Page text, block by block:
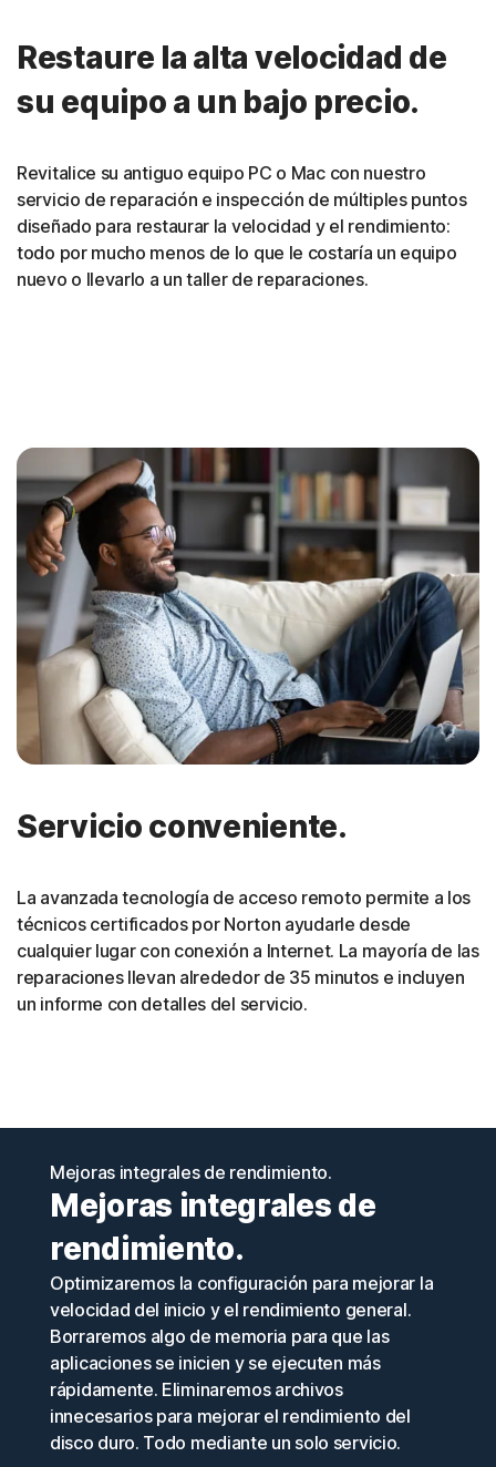
Restaure la alta velocidad de
su equipo a un bajo precio.
Revitalice su antiguo equipo PC o Mac con nuestro
servicio de reparación e inspección de múltiples puntos
diseñado para restaurar la velocidad y el rendimiento:
todo por mucho menos de lo que le costaría un equipo
nuevo o llevarlo a un taller de reparaciones.
Servicio conveniente.
La avanzada tecnología de acceso remoto permite a los
técnicos certificados por Norton ayudarle desde
cualquier lugar con conexión a Internet. La mayoría de las
reparaciones llevan alrededor de 35 minutos e incluyen
un informe con detalles del servicio.
Mejoras integrales de rendimiento.
Mejoras integrales de
rendimiento.
Optimizaremos la configuración para mejorar la
velocidad del inicio y el rendimiento general.
Borraremos algo de memoria para que las
aplicaciones se inicien y se ejecuten más
rápidamente. Eliminaremos archivos
innecesarios para mejorar el rendimiento del
disco duro. Todo mediante un solo servicio.